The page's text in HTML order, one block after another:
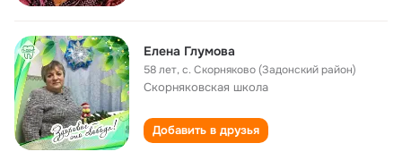
Елена Глумова
58 лет,с. Скорняково (Задонский район)
Скорняковская школа
Добавить в друзья